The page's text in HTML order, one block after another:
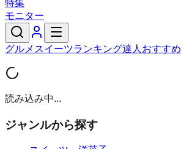
特集
モニター
グルメ スイーツランキング達人おすすめ
読み込み中...
ジャンルから探す